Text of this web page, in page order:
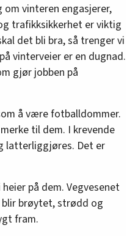
vinteren engasjerer,
trafikksikkerhet er viktig
det bli bra, så trenger vi
vinterveier er en dugnad.
gjør jobben på
å være fotballdommer.
til dem. I krevende
latterliggjøres. Det er
på dem. Vegvesenet
blir brøytet, strødd og
fram.